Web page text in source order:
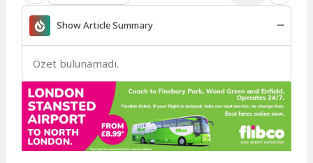
Show Article Summary
Özet bulunamadı.